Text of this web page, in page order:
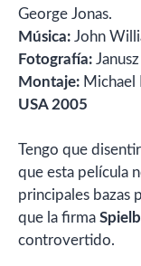
George Jonas.
Música: John
Fotografía:
Montaje: Michael
USA 2005
Tengo que
que esta película
principales bazas
que la firma
controvertido.